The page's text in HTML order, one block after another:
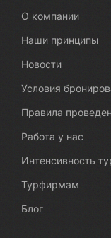
О компании
Наши принципы
Новости
Условия
Правила
Работа у нас
Интенсивность
Турфирмам
Блог